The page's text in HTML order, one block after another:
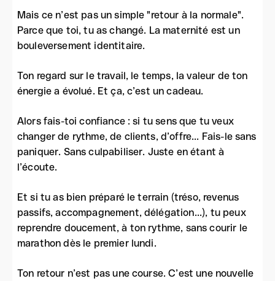
Mais ce n’est pas un simple "retour à la normale".
Parce que toi, tu as changé. La maternité est un
bouleversement identitaire.
Ton regard sur le travail, le temps, la valeur de ton
énergie a évolué. Et ça, c’est un cadeau.
Alors fais-toi confiance : si tu sens que tu veux
changer de rythme, de clients, d’offre... Fais-le sans
paniquer. Sans culpabiliser. Juste en étant à
l’écoute.
Et si tu as bien préparé le terrain (tréso, revenus
passifs, accompagnement, délégation...), tu peux
reprendre doucement, à ton rythme, sans courir le
marathon dès le premier lundi.
Ton retour n’est pas une course. C’est une nouvelle